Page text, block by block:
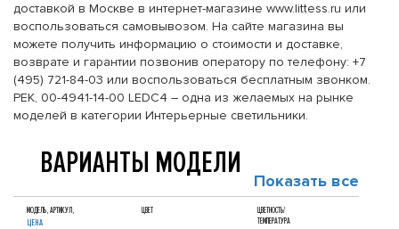
доставкой в Москве в интернет-магазине www.littess.ru или
воспользоваться самовывозом. На сайте магазина вы
можете получить информацию о стоимости и доставке,
возврате и гарантии позвонив оператору по телефону: +7
(495) 721-84-03 или воспользоваться бесплатным звонком.
PEK, 00-4941-14-00 LEDC4 – одна из желаемых на рынке
моделей в категории Интерьерные светильники.
ВАРИАНТЫ МОДЕЛИ Показать все
МОДЕЛЬ, АРТИКУЛ,
ЦЕНА
ЦВЕТ
ЦВЕТНОСТЬ/
ТЕМПЕРАТУРА